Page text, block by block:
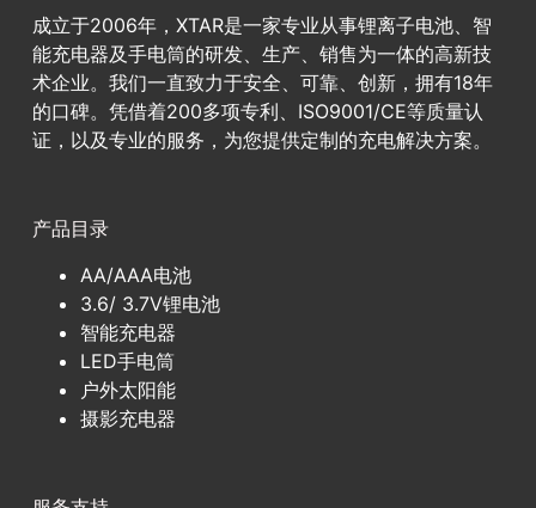
成立于2006年，XTAR是一家专业从事锂离子电池、智
能充电器及手电筒的研发、生产、销售为一体的高新技
术企业。我们一直致力于安全、可靠、创新，拥有18年
的口碑。凭借着200多项专利、ISO9001/CE等质量认
证，以及专业的服务，为您提供定制的充电解决方案。
产品目录
AA/AAA电池
3.6/ 3.7V锂电池
智能充电器
LED手电筒
户外太阳能
摄影充电器